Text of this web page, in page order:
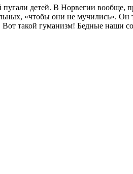
детей. В Норвегии вообще,
«чтобы они не мучились». Он
такой гуманизм! Бедные наши